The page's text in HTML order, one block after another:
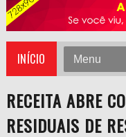
INÍCIO
RECEITA ABRE
RESIDUAIS DE